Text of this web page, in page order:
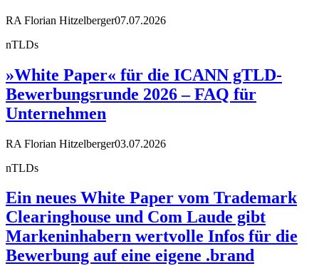
RA Florian Hitzelberger07.07.2026
nTLDs
»White Paper« für die ICANN gTLD-
Bewerbungsrunde 2026 – FAQ für
Unternehmen
RA Florian Hitzelberger03.07.2026
nTLDs
Ein neues White Paper vom Trademark
Clearinghouse und Com Laude gibt
Markeninhabern wertvolle Infos für die
Bewerbung auf eine eigene .brand